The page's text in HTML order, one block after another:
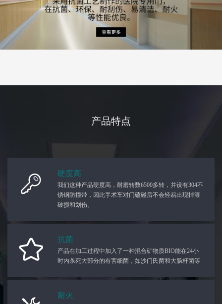
产品特点
硬度高
我们这种产品硬度高，耐磨转数6500多转，并设有304不
锈钢防撞带，因此手术车对门磕碰后不会轻易出现掉漆
破损和划伤。
抗菌
产品在加工过程中加入了一种混合矿物质BIO能在24小
时内杀死大部分的有害细菌，如沙门氏菌和大肠杆菌等
耐火